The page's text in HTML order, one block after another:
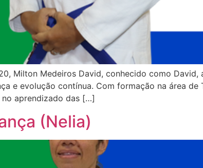
Milton Medeiros David, conhecido como
e evolução contínua. Com formação na área de
aprendizado das […]
(Nelia)